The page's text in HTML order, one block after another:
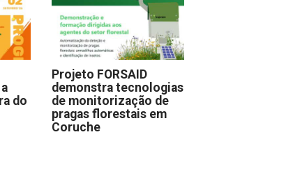
do
Projeto FORSAID
demonstra tecnologias
de monitorização de
pragas florestais em
Coruche